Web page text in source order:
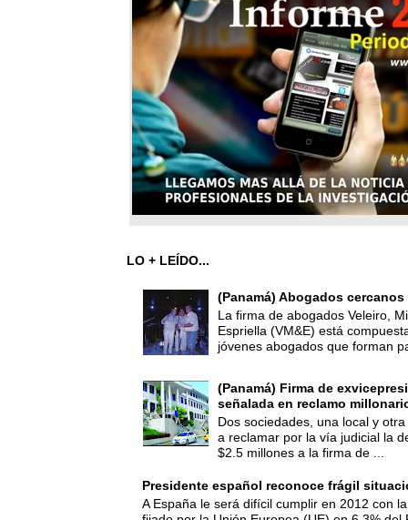
LO + LEÍDO...
(Panamá) Abogados
La firma de abogados Veleiro,
Espriella (VM&E) está
jóvenes abogados que forman
(Panamá) Firma de
señalada en reclamo
Dos sociedades, una local y
a reclamar por la vía judicial la
$2.5 millones a la firma de ...
Presidente español reconoce frágil
A España le será difícil cumplir en 2012 con